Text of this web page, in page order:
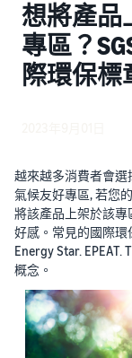
想將產品
專區？
際環保標
越來越多消費者會
氣候友好專區, 若您
將該產品上架於該
好感。常見的國際環
Energy Star.
概念。